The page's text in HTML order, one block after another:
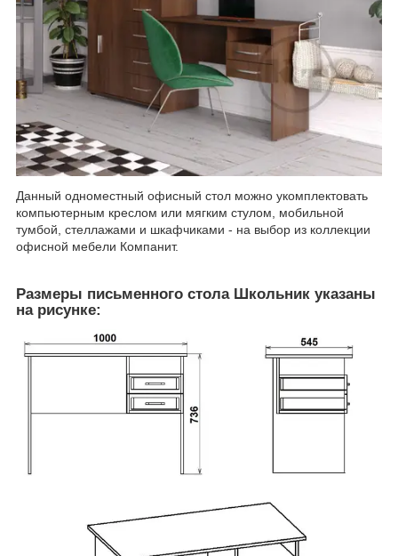
Данный одноместный офисный стол можно укомплектовать
компьютерным креслом или мягким стулом, мобильной
тумбой, стеллажами и шкафчиками - на выбор из коллекции
офисной мебели Компанит.
Размеры письменного стола Школьник указаны
на рисунке: